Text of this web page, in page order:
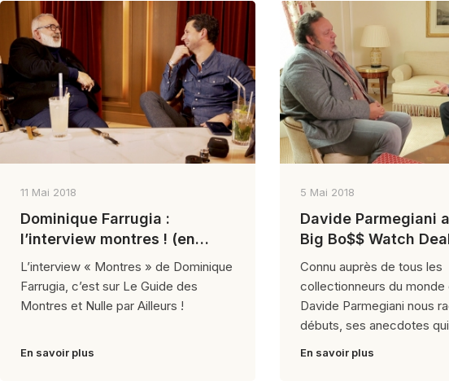
11 Mai 2018
Dominique Farrugia :
l’interview montres ! (en
intégrule)
L’interview « Montres » de Dominique
Farrugia, c’est sur Le Guide des
Montres et Nulle par Ailleurs !
En savoir plus
5 Mai 2018
Davide Parmegiani
Big Bo$$ Watch
Connu auprès de tous les
collectionneurs du monde
Davide Parmegiani nous
débuts, ses anecdotes
En savoir plus